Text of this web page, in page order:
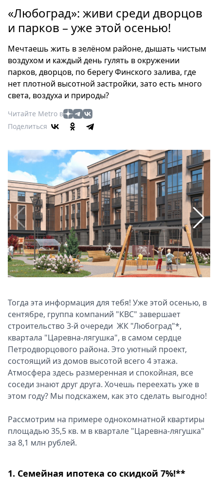
Россия
Мир
Еда
Туризм
Мода
Театр
Кино
Афиша
Выставки
Пресс-
релизы
О
Metro
Стримы
Спецпроекты
Звезды
Выборы
2026
Скачай
«Любоград»: живи среди дворцов
и парков – уже этой осенью!
Мечтаешь жить в зелёном районе, дышать чистым
воздухом и каждый день гулять в окружении
парков, дворцов, по берегу Финского залива, где
нет плотной высотной застройки, зато есть много
света, воздуха и природы?
Читайте Metro в
Поделиться
Тогда эта информация для тебя! Уже этой осенью, в
сентябре, группа компаний "КВС" завершает
строительство 3-й очереди ЖК "Любоград"*,
квартала "Царевна-лягушка", в самом сердце
Петродворцового района. Это уютный проект,
состоящий из домов высотой всего 4 этажа.
Атмосфера здесь размеренная и спокойная, все
соседи знают друг друга. Хочешь переехать уже в
этом году? Мы подскажем, как это сделать выгодно!
Рассмотрим на примере однокомнатной квартиры
площадью 35,5 кв. м в квартале "Царевна-лягушка"
за 8,1 млн рублей.
1. Семейная ипотека со скидкой 7%!**